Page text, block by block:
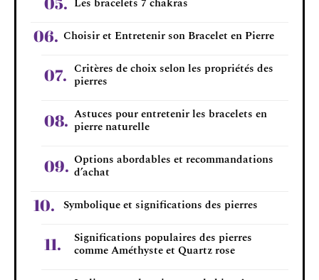
Choisir et Entretenir son Bracelet en Pierre
Critères de choix selon les propriétés des
pierres
Astuces pour entretenir les bracelets en
pierre naturelle
Options abordables et recommandations
d’achat
Symbolique et significations des pierres
Significations populaires des pierres
comme Améthyste et Quartz rose